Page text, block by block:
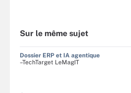
Sur le même sujet
Dossier ERP et IA agentique
–TechTarget LeMagIT